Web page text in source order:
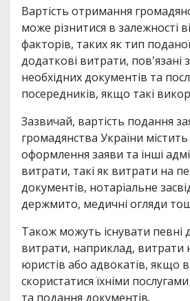
Вартість отримання
може різнитися в залежності
факторів, таких як тип
додаткові витрати,
необхідних документів та
посередників, якщо такі
Зазвичай, вартість подання
громадянства України
оформлення заяви та інші
витрати, такі як витрати на
документів, нотаріальне
держмито, медичні огляди
Також можуть існувати певні
витрати, наприклад, витрати
юристів або адвокатів, якщо
скористатися їхніми
та подання документів.